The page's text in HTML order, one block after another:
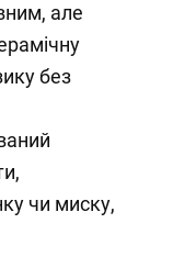
але
без
чи миску,